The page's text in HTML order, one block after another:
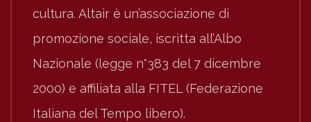
cultura. Altair è un’associazione di
promozione sociale, iscritta all’Albo
Nazionale (legge n°383 del 7 dicembre
2000) e affiliata alla FITEL (Federazione
Italiana del Tempo libero).